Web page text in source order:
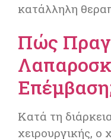
κατάλληλη
Πώς
Κατά τη
χειρουργικής, ο